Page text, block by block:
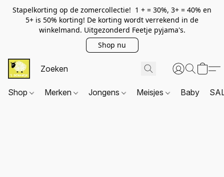
Stapelkorting op de zomercollectie! 1 + = 30%, 3+ = 40% en
5+ is 50% korting! De korting wordt verrekend in de
winkelmand. Uitgezonderd Feetje pyjama's.
Shop nu
Shop Merken Jongens Meisjes Baby